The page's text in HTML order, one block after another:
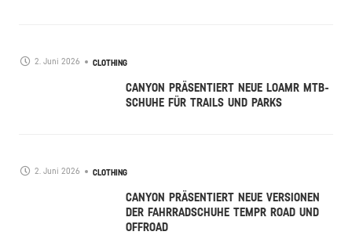
2. Juni 2026 CLOTHING
CANYON PRÄSENTIERT NEUE LOAMR MTB-
SCHUHE FÜR TRAILS UND PARKS
2. Juni 2026 CLOTHING
CANYON PRÄSENTIERT NEUE VERSIONEN
DER FAHRRADSCHUHE TEMPR ROAD UND
OFFROAD